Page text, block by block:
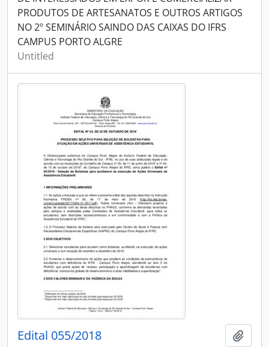
PRODUTOS DE ARTESANATOS E OUTROS ARTIGOS
NO 2º SEMINÁRIO SAINDO DAS CAIXAS DO IFRS
CAMPUS PORTO ALGRE
Untitled
Edital 055/2018